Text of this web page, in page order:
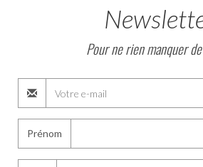
Pour ne rien manquer
Prénom